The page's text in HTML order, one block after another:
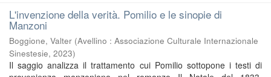
L'invenzione della verità. Pomilio e le sinopie di
Manzoni
Boggione, Valter (Avellino : Associazione Culturale Internazionale
Sinestesie, 2023)
Il saggio analizza il trattamento cui Pomilio sottopone i testi di